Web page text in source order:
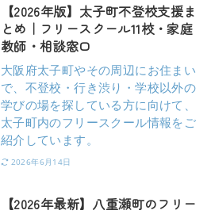
【2026年版】太子町不登校支援ま
とめ｜フリースクール11校・家庭
教師・相談窓口
大阪府太子町やその周辺にお住まい
で、不登校・行き渋り・学校以外の
学びの場を探している方に向けて、
太子町内のフリースクール情報をご
紹介しています。
2026年6月14日
【2026年最新】八重瀬町のフリー